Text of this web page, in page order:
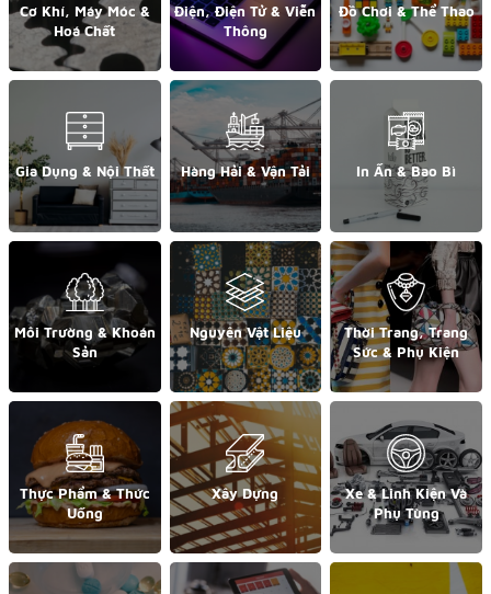
Cơ Khí, Máy Móc &
Hoá Chất
Điện, Điện Tử & Viễn
Thông
Đồ Chơi & Thể Thao
Gia Dụng & Nội Thất Hàng Hải & Vận Tải In Ấn & Bao Bì
Môi Trường & Khoán
Sản
Nguyên Vật Liệu
Thời Trang, Trang
Sức & Phụ Kiện
Thực Phẩm & Thức
Uống
Xây Dựng
Xe & Linh Kiện Và
Phụ Tùng